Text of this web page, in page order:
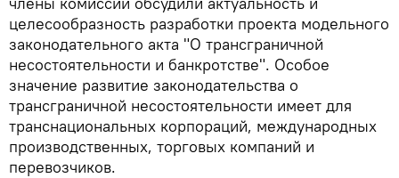
целесообразность разработки проекта модельного
законодательного акта "О трансграничной
несостоятельности и банкротстве". Особое
значение развитие законодательства о
трансграничной несостоятельности имеет для
транснациональных корпораций, международных
производственных, торговых компаний и
перевозчиков.